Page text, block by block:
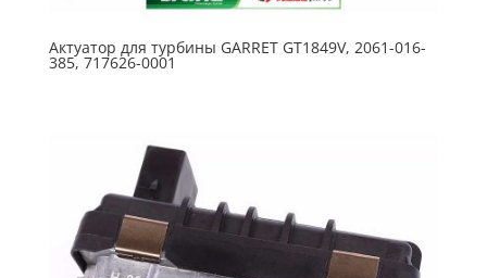
Актуатор для турбины GARRET GT1849V, 2061-016-
385, 717626-0001